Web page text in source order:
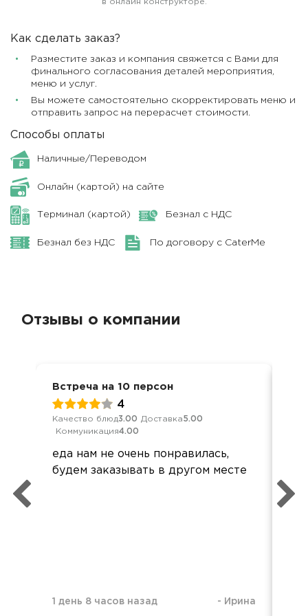
в онлайн конструкторе.
Как сделать заказ?
Разместите заказ и компания свяжется с Вами для
финального согласования деталей мероприятия,
меню и услуг.
Вы можете самостоятельно скорректировать меню и
отправить запрос на перерасчет стоимости.
Способы оплаты
Наличные/Переводом
Онлайн (картой) на сайте
Терминал (картой) Безнал с НДС
Безнал без НДС По договору с CaterMe
Отзывы о компании
Встреча на 10 персон
4
Качество блюд3.00 Доставка5.00
Коммуникация4.00
еда нам не очень понравилась,
будем заказывать в другом месте
1 день 8 часов назад - Ирина